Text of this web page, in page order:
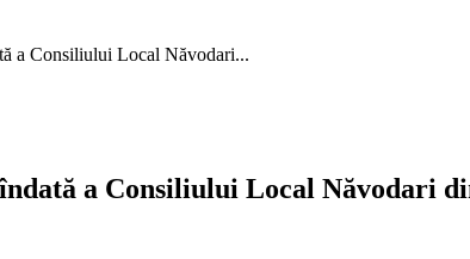
a Consiliului Local Năvodari...
a Consiliului Local Năvodari